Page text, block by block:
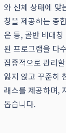
와 신체 상태에 맞
칭을 제공하는 종
은 등, 골반 비대
된 프로그램을 다
집중적으로 관리
잃지 않고 꾸준히
래스를 제공하며,
돕습니다.